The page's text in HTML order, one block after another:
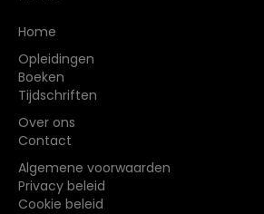
Home
Opleidingen
Boeken
Tijdschriften
Over ons
Contact
Algemene voorwaarden
Privacy beleid
Cookie beleid